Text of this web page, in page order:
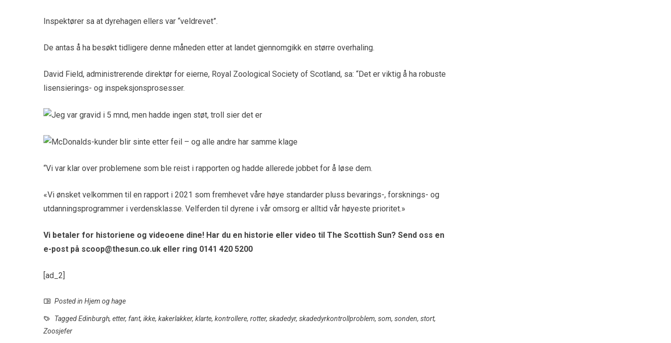
Inspektører sa at dyrehagen ellers var “veldrevet”.
De antas å ha besøkt tidligere denne måneden etter at landet gjennomgikk en større overhaling.
David Field, administrerende direktør for eierne, Royal Zoological Society of Scotland, sa: “Det er viktig å ha robuste
lisensierings- og inspeksjonsprosesser.
“Vi var klar over problemene som ble reist i rapporten og hadde allerede jobbet for å løse dem.
«Vi ønsket velkommen til en rapport i 2021 som fremhevet våre høye standarder pluss bevarings-, forsknings- og
utdanningsprogrammer i verdensklasse. Velferden til dyrene i vår omsorg er alltid vår høyeste prioritet.»
Vi betaler for historiene og videoene dine! Har du en historie eller video til The Scottish Sun? Send oss ​​en
e-post på scoop@thesun.co.uk eller ring 0141 420 5200
[ad_2]
Posted in Hjem og hage
TaggedEdinburgh, etter, fant, ikke, kakerlakker, klarte, kontrollere, rotter, skadedyr, skadedyrkontrollproblem, som, sonden, stort,
Zoosjefer